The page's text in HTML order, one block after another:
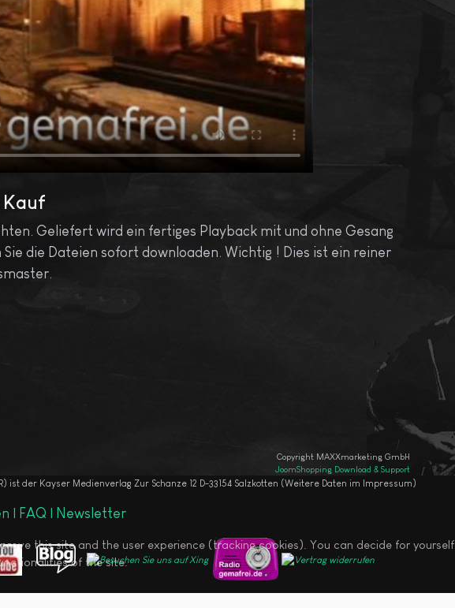
Kauf
Geliefert wird ein fertiges Playback mit und ohne Gesang
die Dateien sofort downloaden. Wichtig ! Dies ist ein reiner
Copyright MAXXmarketing GmbH
JoomShopping Download & Support
der Kayser Medienverlag Zur Schanze 12 D-33154 Salzkotten (Weitere Daten im Impressum)
| FAQ | Newsletter
this site and the user experience (tracking cookies). You can decide for yourself
of the site.